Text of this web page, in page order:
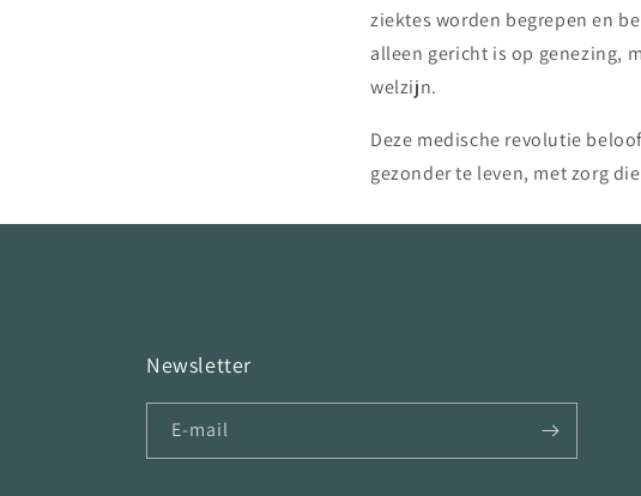
ziektes worden begrepen en
alleen gericht is op genezing,
welzijn.
Deze medische revolutie
gezonder te leven, met zorg
Newsletter
E‑mail